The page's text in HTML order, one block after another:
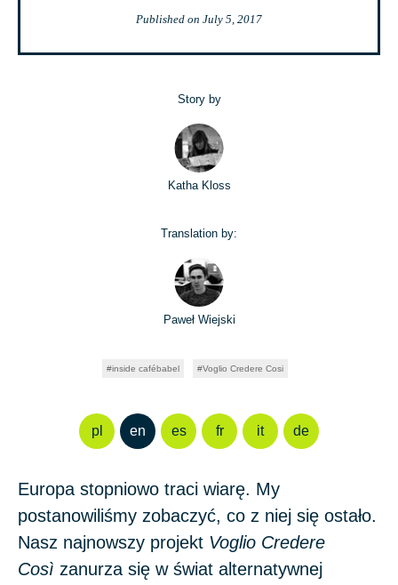
Published on July 5, 2017
Story by
Katha Kloss
Translation by:
Paweł Wiejski
inside cafébabel Voglio Credere Cosi
pl en es fr it de
Europa stopniowo traci wiarę. My
postanowiliśmy zobaczyć, co z niej się ostało.
Nasz najnowszy projekt Voglio Credere
Così zanurza się w świat alternatywnej